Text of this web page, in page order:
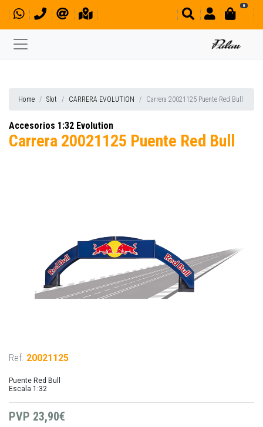
0
Home Slot CARRERA EVOLUTION Carrera 20021125 Puente Red Bull
Accesorios 1:32 Evolution
Carrera 20021125 Puente Red Bull
Ref. 20021125
Puente Red Bull
Escala 1:32
PVP 23,90€